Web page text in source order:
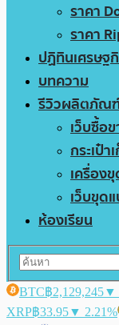
ราคา
ราคา
ปฏิทินเศรษฐ
บทความ
รีวิวผลิตภัณ
เว็บซื้อ
กระเป๋
เครื่อง
เว็บขุด
ห้องเรียน
BTC฿2,129,245▼
XRP฿33.95▼ 2.21%